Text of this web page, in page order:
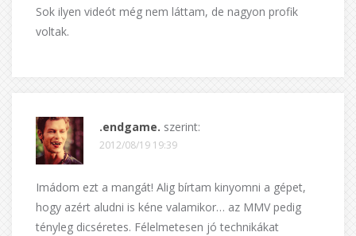
Sok ilyen videót még nem láttam, de nagyon profik
voltak.
.endgame. szerint:
2012/08/19 19:39
Imádom ezt a mangát! Alig bírtam kinyomni a gépet,
hogy azért aludni is kéne valamikor… az MMV pedig
tényleg dicséretes. Félelmetesen jó technikákat